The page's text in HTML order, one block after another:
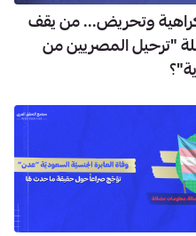
وتحريض... من يقف
"ترحيل المصريين من